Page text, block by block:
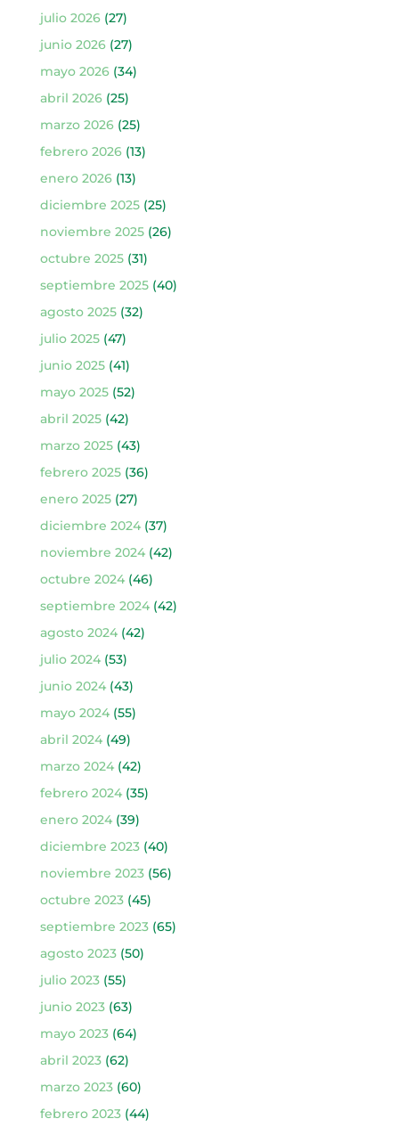
julio 2026(27)
junio 2026(27)
mayo 2026(34)
abril 2026(25)
marzo 2026(25)
febrero 2026(13)
enero 2026(13)
diciembre 2025(25)
noviembre 2025(26)
octubre 2025(31)
septiembre 2025(40)
agosto 2025(32)
julio 2025(47)
junio 2025(41)
mayo 2025(52)
abril 2025(42)
marzo 2025(43)
febrero 2025(36)
enero 2025(27)
diciembre 2024(37)
noviembre 2024(42)
octubre 2024(46)
septiembre 2024(42)
agosto 2024(42)
julio 2024(53)
junio 2024(43)
mayo 2024(55)
abril 2024(49)
marzo 2024(42)
febrero 2024(35)
enero 2024(39)
diciembre 2023(40)
noviembre 2023(56)
octubre 2023(45)
septiembre 2023(65)
agosto 2023(50)
julio 2023(55)
junio 2023(63)
mayo 2023(64)
abril 2023(62)
marzo 2023(60)
febrero 2023(44)